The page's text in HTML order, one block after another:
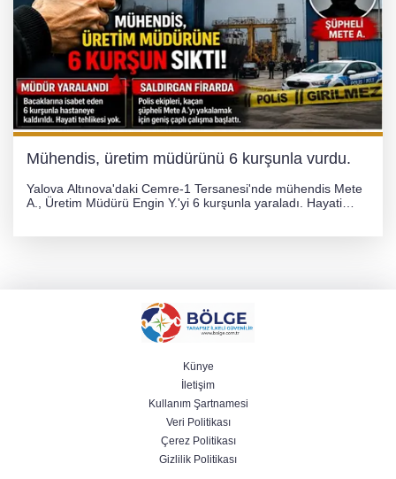
Mühendis, üretim müdürünü 6 kurşunla vurdu.
Yalova Altınova'daki Cemre-1 Tersanesi'nde mühendis Mete
A., Üretim Müdürü Engin Y.'yi 6 kurşunla yaraladı. Hayati
Künye
İletişim
Kullanım Şartnamesi
Veri Politikası
Çerez Politikası
Gizlilik Politikası